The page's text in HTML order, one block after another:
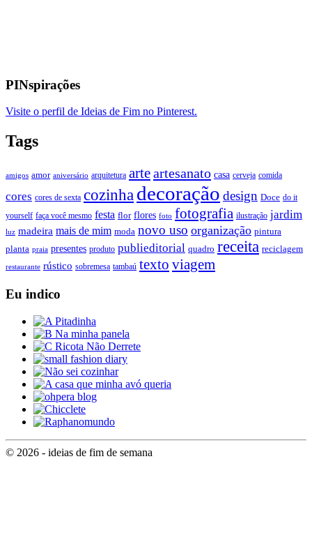
PINspirações
Visite o perfil de Ideias de Fim no Pinterest.
Tags
amigos amor aniversário arquitetura arteartesanato casa cerveja comida
cores cores de sexta cozinhadecoração design Doce do it
yourself faça você mesmo festa flor flores foto fotografia ilustração jardim
luz madeira mais de mim moda novo uso organização pintura
planta praia presentes produto publieditorial quadro receita reciclagem
restaurante rústico sobremesa tambaú texto viagem
Eu indico
© 2026 - ideias de fim de semana